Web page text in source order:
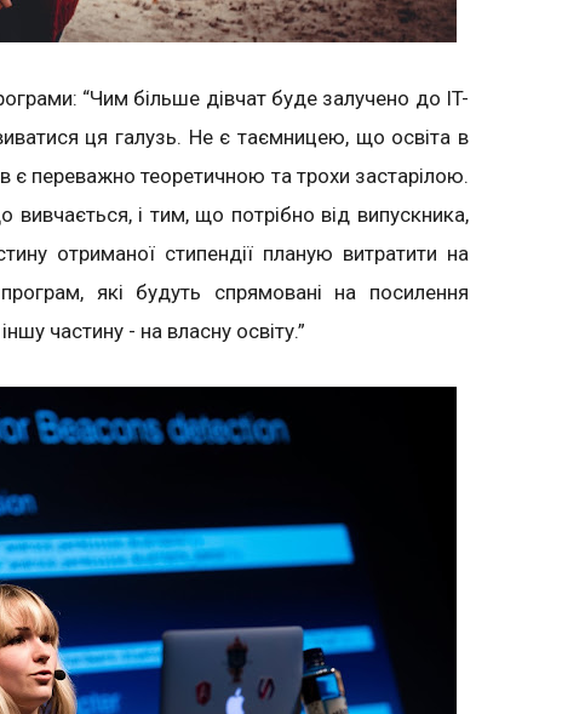
“Чим більше дівчат буде залучено до IT-
ця галузь. Не є таємницею, що освіта в
є переважно теоретичною та трохи застарілою.
і тим, що потрібно від випускника,
отриманої стипендії планую витратити на
які будуть спрямовані на посилення
частину - на власну освіту.”